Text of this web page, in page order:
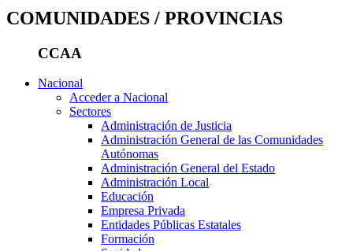
COMUNIDADES / PROVINCIAS
CCAA
Nacional
Acceder a Nacional
Sectores
Administración de Justicia
Administración General de las Comunidades
Autónomas
Administración General del Estado
Administración Local
Educación
Empresa Privada
Entidades Públicas Estatales
Formación